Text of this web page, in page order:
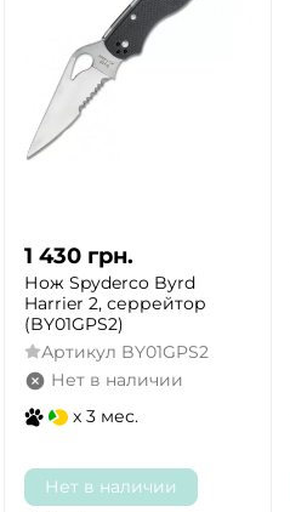
1 430 грн.
Нож Spyderco Byrd
Harrier 2, серрейтор
(BY01GPS2)
Артикул BY01GPS2
Нет в наличии
x 3 мес.
Нет в наличии